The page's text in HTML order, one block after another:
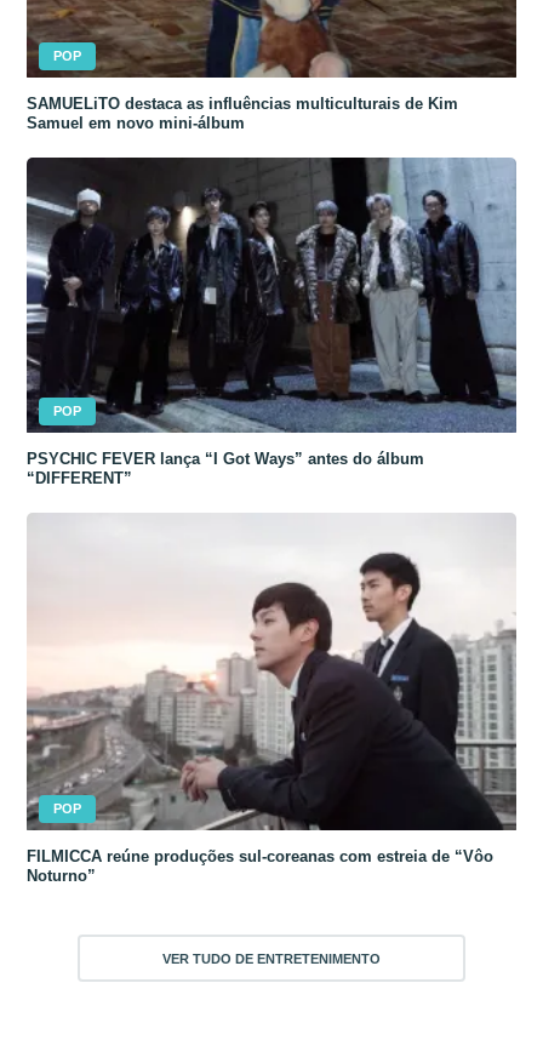
POP
SAMUELiTO destaca as influências multiculturais de Kim
Samuel em novo mini-álbum
POP
PSYCHIC FEVER lança “I Got Ways” antes do álbum
“DIFFERENT”
POP
FILMICCA reúne produções sul-coreanas com estreia de “Vôo
Noturno”
VER TUDO DE ENTRETENIMENTO